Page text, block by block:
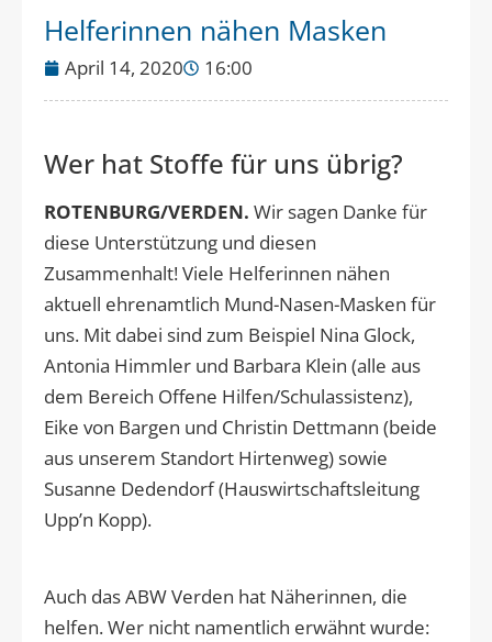
Helferinnen nähen Masken
April 14, 2020 16:00
Wer hat Stoffe für uns übrig?
ROTENBURG/VERDEN. Wir sagen Danke für
diese Unterstützung und diesen
Zusammenhalt! Viele Helferinnen nähen
aktuell ehrenamtlich Mund-Nasen-Masken für
uns. Mit dabei sind zum Beispiel Nina Glock,
Antonia Himmler und Barbara Klein (alle aus
dem Bereich Offene Hilfen/Schulassistenz),
Eike von Bargen und Christin Dettmann (beide
aus unserem Standort Hirtenweg) sowie
Susanne Dedendorf (Hauswirtschaftsleitung
Upp’n Kopp).
Auch das ABW Verden hat Näherinnen, die
helfen. Wer nicht namentlich erwähnt wurde: